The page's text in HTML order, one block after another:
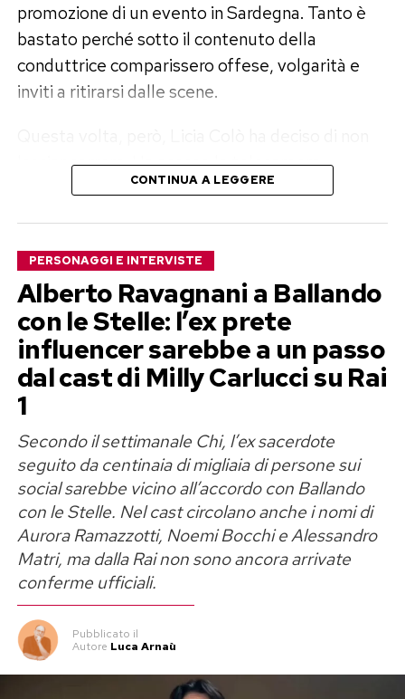
promozione di un evento in Sardegna. Tanto è
bastato perché sotto il contenuto della
conduttrice comparissero offese, volgarità e
inviti a ritirarsi dalle scene.
lasciar correre. Ha acceso la telecamera,
pubblicato un video sui propri profili e letto
sei messa malissimo; vai in pensione, ritirati e
cose insomma molto più volgari».
Licia Colò insultata sui social: «Chi
vi autorizza a giudicare?»
Più che rispondere insulto per insulto, la
conduttrice ha provato a mettere a fuoco il
meccanismo che trasforma qualsiasi profilo
pubblico in un bersaglio. «Com’è possibile che le
persone si sentano autorizzate a dare dei giudizi
sul lavoro di chiunque?», ha domandato nel
filmato.
Il punto, per Licia Colò, non riguarda soltanto la
maleducazione di qualche leone da tastiera con
troppo tempo libero e pochissimo da dire. A
CONTINUA A LEGGERE
PERSONAGGI E INTERVISTE
Alberto Ravagnani a Ballando
con le Stelle: l’ex prete
influencer sarebbe a un passo
dal cast di Milly Carlucci su Rai
1
Secondo il settimanale Chi, l’ex sacerdote
seguito da centinaia di migliaia di persone sui
social sarebbe vicino all’accordo con Ballando
con le Stelle. Nel cast circolano anche i nomi di
Aurora Ramazzotti, Noemi Bocchi e Alessandro
Matri, ma dalla Rai non sono ancora arrivate
conferme ufficiali.
Pubblicato il
Autore Luca Arnaù